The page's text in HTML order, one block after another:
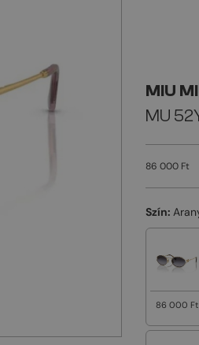
MIU
MU
86 000 Ft
Szín:
86 000 Ft